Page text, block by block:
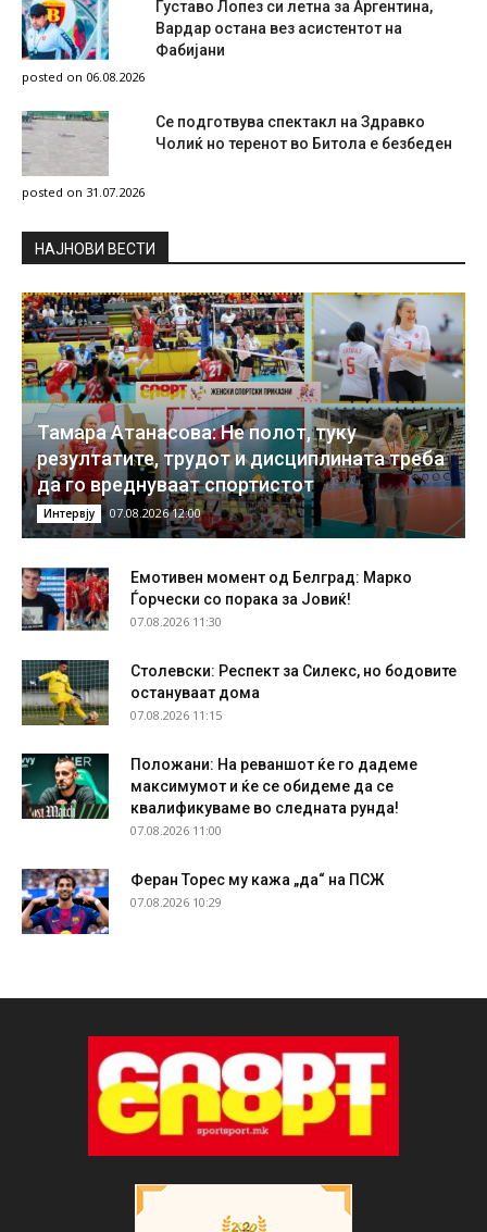
Густаво Лопез си летна за Аргентина,
Вардар остана вез асистентот на
Фабијани
posted on 06.08.2026
Се подготвува спектакл на Здравко
Чолиќ но теренот во Битола е безбеден
posted on 31.07.2026
НAЈНОВИ ВЕСТИ
Тамара Атанасова: Не полот, туку
резултатите, трудот и дисциплината треба
да го вреднуваат спортистот
Интервју 07.08.2026 12:00
Емотивен момент од Белград: Марко
Ѓорчески со порака за Јовиќ!
07.08.2026 11:30
Столевски: Респект за Силекс, но бодовите
остануваат дома
07.08.2026 11:15
Положани: На реваншот ќе го дадеме
максимумот и ќе се обидеме да се
квалификуваме во следната рунда!
07.08.2026 11:00
Феран Торес му кажа „да“ на ПСЖ
07.08.2026 10:29